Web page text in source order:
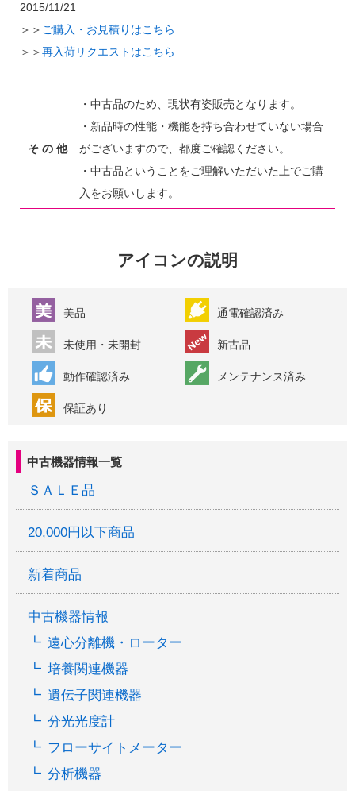
中古機器情報一覧
ＳＡＬＥ品
20,000円以下商品
新着商品
中古機器情報
遠心分離機・ローター
培養関連機器
遺伝子関連機器
分光光度計
フローサイトメーター
分析機器
2015/11/21
＞＞ ご購入・お見積りはこちら
＞＞再入荷リクエストはこちら
そ の 他
・中古品のため、現状有姿販売となります。
・新品時の性能・機能を持ち合わせていない場合
がございますので、都度ご確認ください。
・中古品ということをご理解いただいた上でご購
入をお願いします。
アイコンの説明
美品 通電確認済み
未使用・未開封 新古品
動作確認済み メンテナンス済み
保証あり